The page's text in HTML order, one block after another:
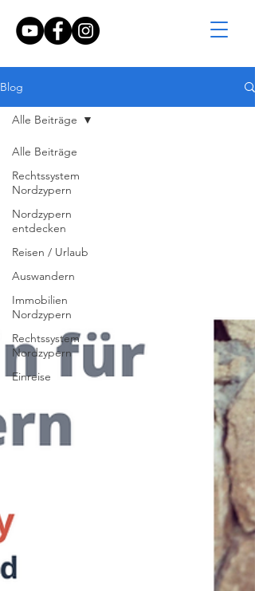
Blog
Alle Beiträge
Rechtssystem
Nordzypern
Nordzypern
entdecken
Reisen / Urlaub
Auswandern
Immobilien
Nordzypern
Rechtssystem
Nordzypern
Einreise
Alle Beiträge